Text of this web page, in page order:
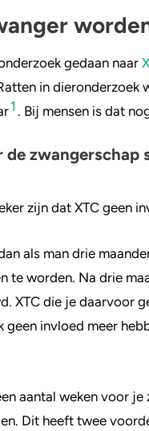
worden
en daarna
uit in welke maand
je XTC hebt
eerste weken van mijn
voor de baby?
gedaan naar
in dieronderzoek
1. Bij mensen is dat
de zwangerschap
zijn dat XTC geen
als man drie
te worden. Na drie
XTC die je daarvoor
geen invloed meer
aantal weken voor je
Dit heeft twee